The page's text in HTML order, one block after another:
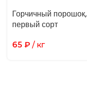
Горчичный порошок,
первый сорт
65 ₽ / кг